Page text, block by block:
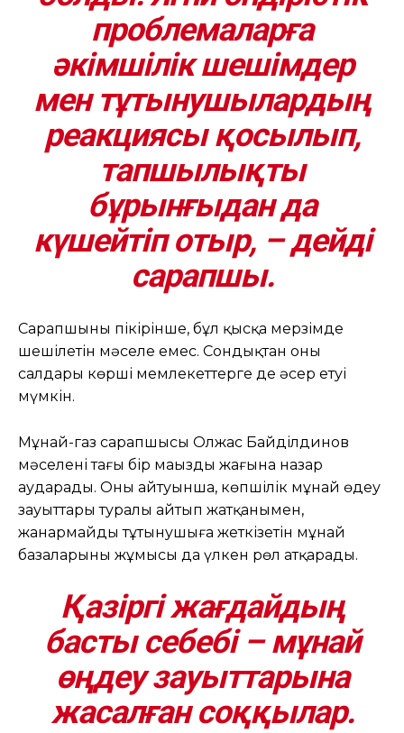
проблемаларға
әкімшілік шешімдер
мен тұтынушылардың
реакциясы қосылып,
тапшылықты
бұрынғыдан да
күшейтіп отыр, – дейді
сарапшы.
Сарапшының пікірінше, бұл қысқа мерзімде
шешілетін мәселе емес. Сондықтан оның
салдары көрші мемлекеттерге де әсер етуі
мүмкін.
Мұнай-газ сарапшысы Олжас Байділдинов
мәселенің тағы бір маңызды жағына назар
аударады. Оның айтуынша, көпшілік мұнай өңдеу
зауыттары туралы айтып жатқанымен,
жанармайды тұтынушыға жеткізетін мұнай
базаларының жұмысы да үлкен рөл атқарады.
Қазіргі жағдайдың
басты себебі – мұнай
өңдеу зауыттарына
жасалған соққылар.